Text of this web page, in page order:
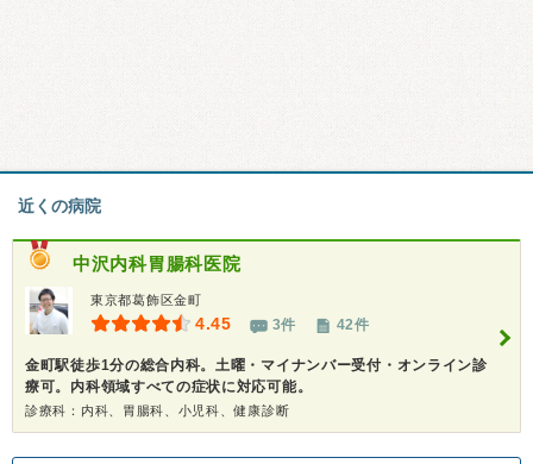
近くの病院
中沢内科胃腸科医院
東京都葛飾区金町
4.45 3件 42件
金町駅徒歩1分の総合内科。土曜・マイナンバー受付・オンライン診
療可。内科領域すべての症状に対応可能。
診療科：内科、胃腸科、小児科、健康診断